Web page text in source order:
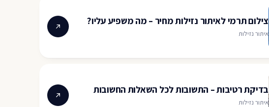
צילום תרמי לאיתור נזילות מחיר – מה משפיע עליו?
איתור נזילות
בדיקת רטיבות – התשובות לכל השאלות החשובות
איתור נזילות